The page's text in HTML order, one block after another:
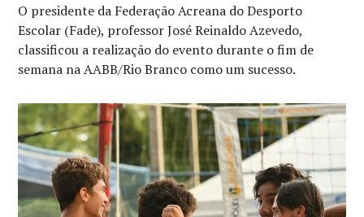
O presidente da Federação Acreana do Desporto
Escolar (Fade), professor José Reinaldo Azevedo,
classificou a realização do evento durante o fim de
semana na AABB/Rio Branco como um sucesso.